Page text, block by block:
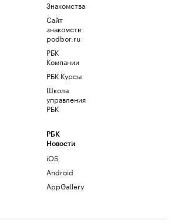
Знакомства
Сайт
знакомств
podbor.ru
РБК
Компании
РБК Курсы
Школа
управления
РБК
РБК
Новости
iOS
Android
AppGallery